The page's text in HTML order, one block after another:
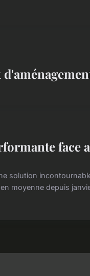
face
solution
moyenne depuis